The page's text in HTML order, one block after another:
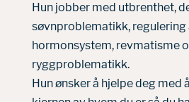
Hun jobber med utbrenthet,
søvnproblematikk, regulering
hormonsystem, revmatisme
ryggproblematikk.
Hun ønsker å hjelpe deg med